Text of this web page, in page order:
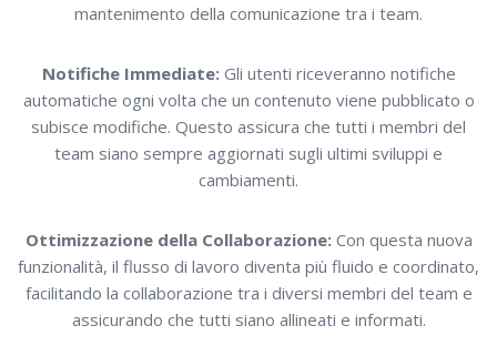
mantenimento della comunicazione tra i team.
Notifiche Immediate:Gli utenti riceveranno notifiche
automatiche ogni volta che un contenuto viene pubblicato o
subisce modifiche. Questo assicura che tutti i membri del
team siano sempre aggiornati sugli ultimi sviluppi e
cambiamenti.
Ottimizzazione della Collaborazione:Con questa nuova
funzionalità, il flusso di lavoro diventa più fluido e coordinato,
facilitando la collaborazione tra i diversi membri del team e
assicurando che tutti siano allineati e informati.